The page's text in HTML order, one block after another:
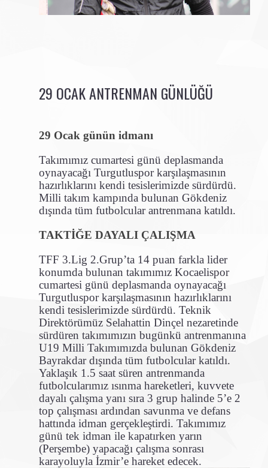
29 OCAK ANTRENMAN GÜNLÜĞÜ
29 Ocak günün idmanı
Takımımız cumartesi günü deplasmanda
oynayacağı Turgutluspor karşılaşmasının
hazırlıklarını kendi tesislerimizde sürdürdü.
Milli takım kampında bulunan Gökdeniz
dışında tüm futbolcular antrenmana katıldı.
TAKTİĞE DAYALI ÇALIŞMA
TFF 3.Lig 2.Grup’ta 14 puan farkla lider
konumda bulunan takımımız Kocaelispor
cumartesi günü deplasmanda oynayacağı
Turgutluspor karşılaşmasının hazırlıklarını
kendi tesislerimizde sürdürdü. Teknik
Direktörümüz Selahattin Dinçel nezaretinde
sürdüren takımımızın bugünkü antrenmanına
U19 Milli Takımımızda bulunan Gökdeniz
Bayrakdar dışında tüm futbolcular katıldı.
Yaklaşık 1.5 saat süren antrenmanda
futbolcularımız ısınma hareketleri, kuvvete
dayalı çalışma yanı sıra 3 grup halinde 5’e 2
top çalışması ardından savunma ve defans
hattında idman gerçekleştirdi. Takımımız
günü tek idman ile kapatırken yarın
(Perşembe) yapacağı çalışma sonrası
karayoluyla İzmir’e hareket edecek.